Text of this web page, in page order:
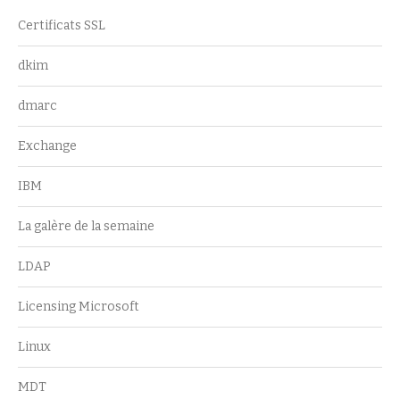
Certificats SSL
dkim
dmarc
Exchange
IBM
La galère de la semaine
LDAP
Licensing Microsoft
Linux
MDT